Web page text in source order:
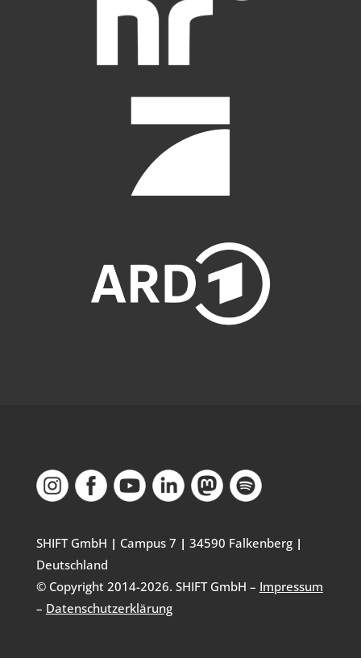
SHIFT GmbH | Campus 7 | 34590 Falkenberg |
Deutschland
© Copyright 2014-2026. SHIFT GmbH – Impressum
– Datenschutzerklärung